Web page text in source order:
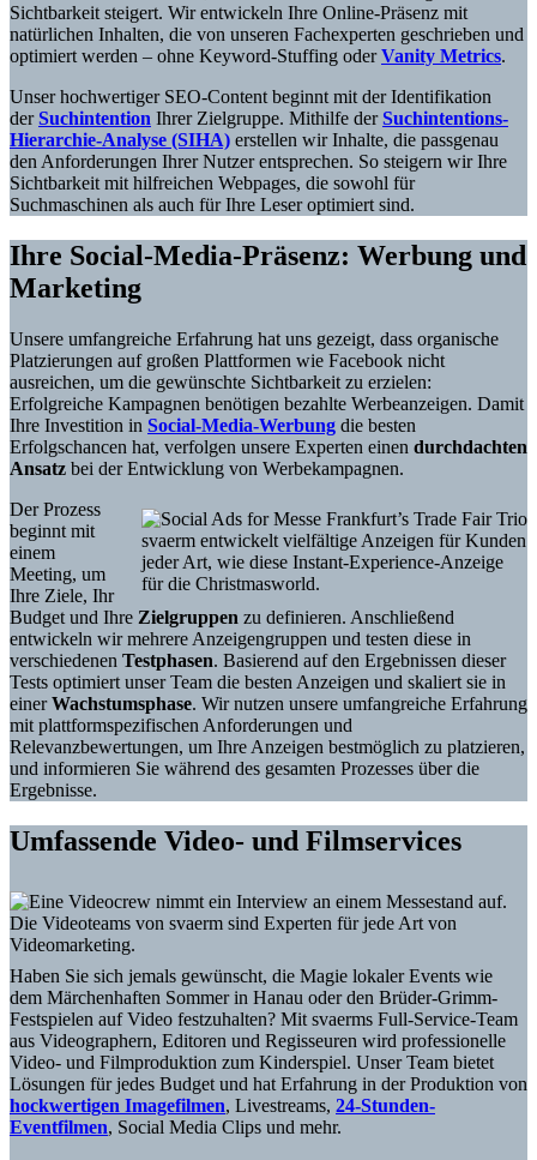
Sichtbarkeit steigert. Wir entwickeln Ihre Online-Präsenz mit
natürlichen Inhalten, die von unseren Fachexperten geschrieben und
optimiert werden – ohne Keyword-Stuffing oderVanity Metrics.
Unser hochwertiger SEO-Content beginnt mit der Identifikation
derSuchintention Ihrer Zielgruppe. Mithilfe derSuchintentions-
Hierarchie-Analyse (SIHA) erstellen wir Inhalte, die passgenau
den Anforderungen Ihrer Nutzer entsprechen. So steigern wir Ihre
Sichtbarkeit mit hilfreichen Webpages, die sowohl für
Suchmaschinen als auch für Ihre Leser optimiert sind.
Ihre Social-Media-Präsenz: Werbung und
Marketing
Unsere umfangreiche Erfahrung hat uns gezeigt, dass organische
Platzierungen auf großen Plattformen wie Facebook nicht
ausreichen, um die gewünschte Sichtbarkeit zu erzielen:
Erfolgreiche Kampagnen benötigen bezahlte Werbeanzeigen. Damit
Ihre Investition in Social-Media-Werbung die besten
Erfolgschancen hat, verfolgen unsere Experten einen durchdachten
Ansatz bei der Entwicklung von Werbekampagnen.
svaerm entwickelt vielfältige Anzeigen für Kunden
jeder Art, wie diese Instant-Experience-Anzeige
für die Christmasworld.
Der Prozess
beginnt mit
einem
Meeting, um
Ihre Ziele, Ihr
Budget und Ihre Zielgruppen zu definieren. Anschließend
entwickeln wir mehrere Anzeigengruppen und testen diese in
verschiedenen Testphasen. Basierend auf den Ergebnissen dieser
Tests optimiert unser Team die besten Anzeigen und skaliert sie in
einerWachstumsphase. Wir nutzen unsere umfangreiche Erfahrung
mit plattformspezifischen Anforderungen und
Relevanzbewertungen, um Ihre Anzeigen bestmöglich zu platzieren,
und informieren Sie während des gesamten Prozesses über die
Ergebnisse.
Umfassende Video- und Filmservices
Die Videoteams von svaerm sind Experten für jede Art von
Videomarketing.
Haben Sie sich jemals gewünscht, die Magie lokaler Events wie
dem Märchenhaften Sommer in Hanau oder den Brüder-Grimm-
Festspielen auf Video festzuhalten? Mit svaerms Full-Service-Team
aus Videographern, Editoren und Regisseuren wird professionelle
Video- und Filmproduktion zum Kinderspiel. Unser Team bietet
Lösungen für jedes Budget und hat Erfahrung in der Produktion von
hockwertigen Imagefilmen, Livestreams, 24-Stunden-
Eventfilmen, Social Media Clips und mehr.